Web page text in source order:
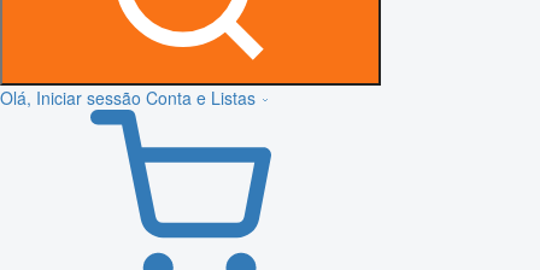
Olá, Iniciar sessão Conta e Listas